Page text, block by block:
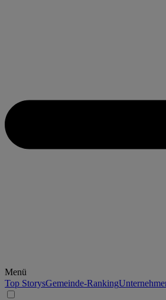
Menü
Top StorysGemeinde-Ranking